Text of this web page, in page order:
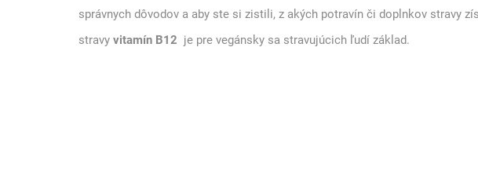
správnych dôvodov a aby ste si zistili, z akých potravín či doplnkov stravy
stravyvitamín B12 je pre vegánsky sa stravujúcich ľudí základ.